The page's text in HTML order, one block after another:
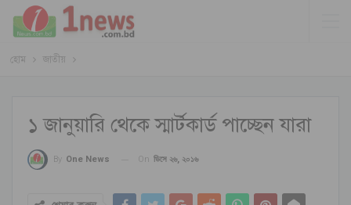
হোম জাতীয়
১ জানুয়ারি থেকে স্মার্টকার্ড পাচ্ছেন যারা
By One News On ডিসে ২৬, ২০১৬